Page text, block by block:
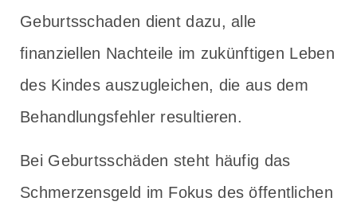
Geburtsschaden dient dazu, alle
finanziellen Nachteile im zukünftigen Leben
des Kindes auszugleichen, die aus dem
Behandlungsfehler resultieren.
Bei Geburtsschäden steht häufig das
Schmerzensgeld im Fokus des öffentlichen